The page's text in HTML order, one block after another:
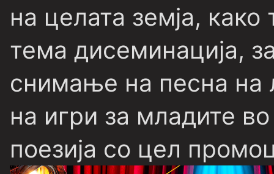
на целата земја,
тема дисеминација,
снимање на песна на
на игри за младите
поезија со цел